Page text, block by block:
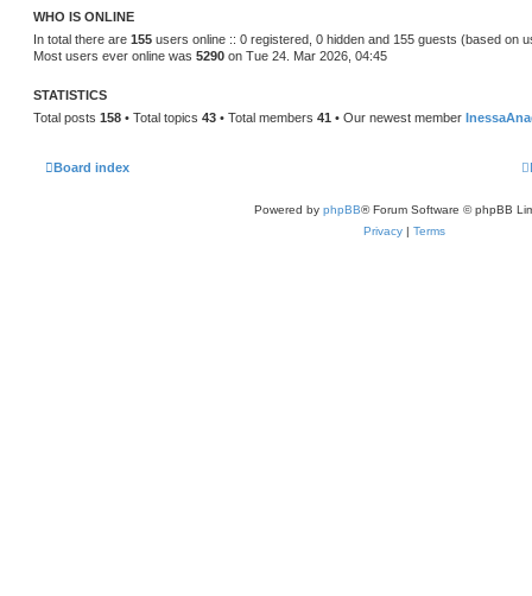
WHO IS ONLINE
In total there are 155 users online :: 0 registered, 0 hidden and 155 guests (based on
Most users ever online was 5290 on Tue 24. Mar 2026, 04:45
STATISTICS
Total posts 158 • Total topics 43 • Total members 41 • Our newest member
Board index
Powered by phpBB® Forum Software © phpBB
Privacy | Terms